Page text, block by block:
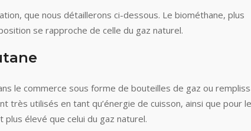
que nous détaillerons ci-dessous. Le biométhane, plus
se rapproche de celle du gaz naturel.
le commerce sous forme de bouteilles de gaz ou
très utilisés en tant qu’énergie de cuisson, ainsi que pour le
élevé que celui du gaz naturel.